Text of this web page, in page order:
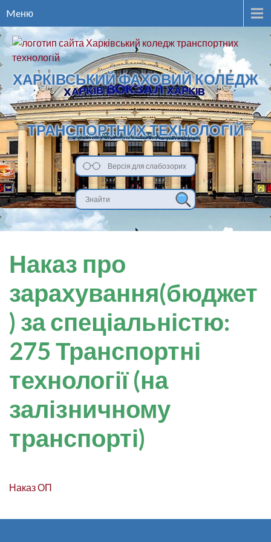
Meню
ХАРКІВСЬКИЙ ФАХОВИЙ КОЛЕДЖ
ТРАНСПОРТНИХ ТЕХНОЛОГІЙ
Версія для слабозорих
Наказ про
зарахування(бюджет
) за спеціальністю:
275 Транспортні
технології (на
залізничному
транспорті)
Наказ ОП